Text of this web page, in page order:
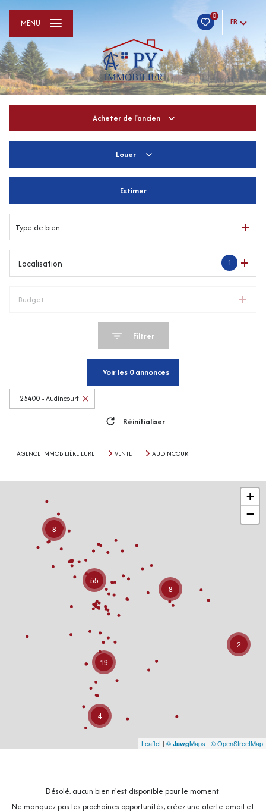
0
FR
MENU
Acheter de l'ancien
De l'immo pro
Louer
De l'immo pro
Estimer
Type de bien
1
Localisation
Budget
Filtrer
Voir les 0annonces
25400 - Audincourt
Réinitialiser
AGENCE IMMOBILIÈRE LURE VENTE AUDINCOURT
2
4
8
8
19
55
+
−
Leaflet | © JawgMaps | © OpenStreetMap
Désolé, aucun bien n'est disponible pour le moment.
Ne manquez pas les prochaines opportunités, créez une alerte email et